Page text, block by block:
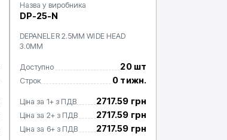
Назва у виробника
DP-25-N
DEPANELER 2.5MM WIDE HEAD
3.0MM
Доступно 20 шт
Строк 0 тижн.
Ціна за 1+ з ПДВ 2717.59 грн
Ціна за 2+ з ПДВ 2717.59 грн
Ціна за 6+ з ПДВ 2717.59 грн